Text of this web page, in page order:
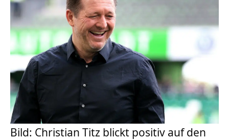
Bild: Christian Titz blickt positiv auf den